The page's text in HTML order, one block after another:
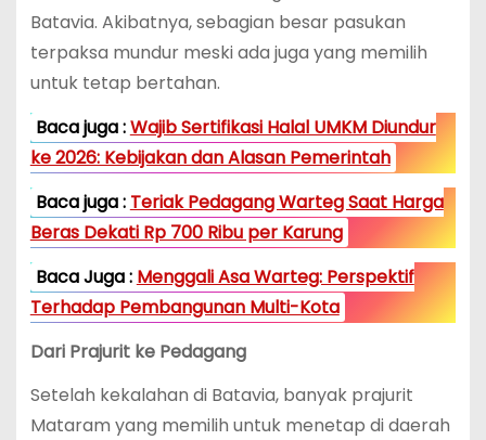
Batavia. Akibatnya, sebagian besar pasukan
terpaksa mundur meski ada juga yang memilih
untuk tetap bertahan.
Baca juga :Wajib Sertifikasi Halal UMKM Diundur
ke 2026: Kebijakan dan Alasan Pemerintah
Baca juga : Teriak Pedagang Warteg Saat Harga
Beras Dekati Rp 700 Ribu per Karung
Baca Juga : Menggali Asa Warteg: Perspektif
Terhadap Pembangunan Multi-Kota
Dari Prajurit ke Pedagang
Setelah kekalahan di Batavia, banyak prajurit
Mataram yang memilih untuk menetap di daerah